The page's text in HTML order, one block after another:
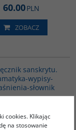
60.00PLN
ZOBACZ
sanskrytu.
wypisy-
słownik
Andrzej
59.00 PLN
cookies. Klikając
na stosowanie